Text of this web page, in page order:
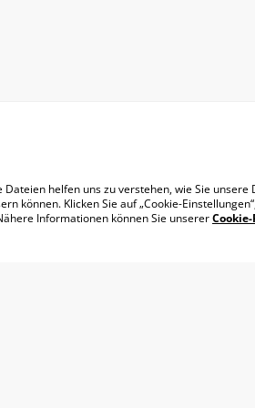
AGB
helfen uns zu verstehen, wie Sie
können. Klicken Sie auf „Cookie-
Informationen können Sie unserer